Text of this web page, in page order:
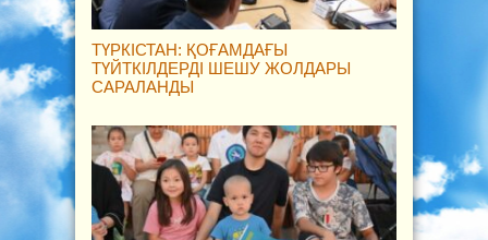
ТҮРКІСТАН: ҚОҒАМДАҒЫ
ТҮЙТКІЛДЕРДІ ШЕШУ ЖОЛДАРЫ
САРАЛАНДЫ